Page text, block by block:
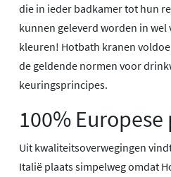
die in ieder badkamer tot hun
kunnen geleverd worden in
kleuren! Hotbath kranen
de geldende normen voor
keuringsprincipes.
100%
Uit kwaliteitsoverwegingen
Italië plaats simpelweg omdat